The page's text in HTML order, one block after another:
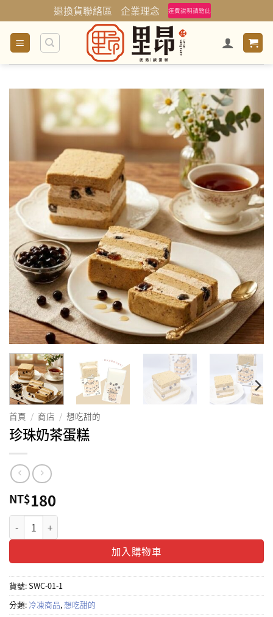
to
content
退換貨聯絡區 企業理念 運費說明請點此
首頁 / 商店 / 想吃甜的
珍珠奶茶蛋糕
NT$180
珍珠奶茶蛋糕 數量
加入購物車
貨號:SWC-01-1
分類: 冷凍商品,想吃甜的